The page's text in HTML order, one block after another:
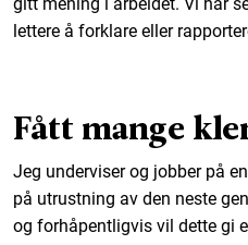
lettere å forklare eller
Fått mange
Jeg underviser og jobber på
på utrustning av den neste
og forhåpentligvis vil dette gi